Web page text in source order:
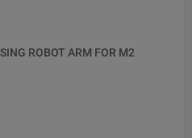
ROBOT ARM FOR M2